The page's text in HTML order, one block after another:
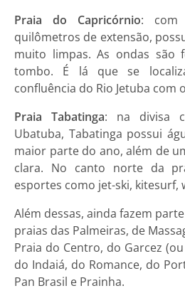
Praia do Capricórnio: com
quilômetros de extensão,
muito limpas. As ondas
tombo. É lá que se
confluência do Rio Jetuba com
Praia Tabatinga: na divisa
Ubatuba, Tabatinga possui
maior parte do ano, além de
clara. No canto norte da
esportes como jet-ski, kitesurf,
Além dessas, ainda fazem
praias das Palmeiras, de
Praia do Centro, do Garcez
do Indaiá, do Romance, do
Pan Brasil e Prainha.